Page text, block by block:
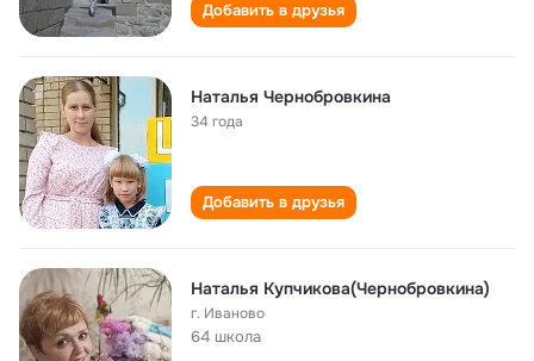
Добавить в друзья
Наталья Чернобровкина
34 года
Добавить в друзья
Наталья Купчикова(Чернобровкина)
г. Иваново
64 школа